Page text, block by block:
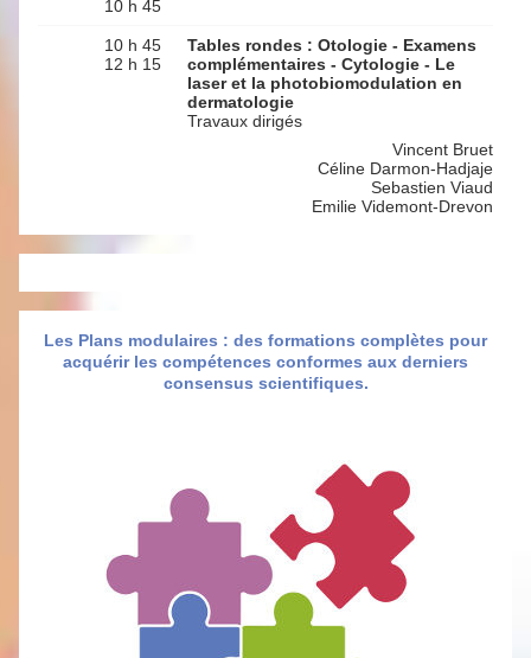
10 h 45
10 h 45
12 h 15
Tables rondes : Otologie - Examens
complémentaires - Cytologie - Le
laser et la photobiomodulation en
dermatologie
Travaux dirigés
Vincent Bruet
Céline Darmon-Hadjaje
Sebastien Viaud
Emilie Videmont-Drevon
Les Plans modulaires : des formations complètes pour
acquérir les compétences conformes aux derniers
consensus scientifiques.